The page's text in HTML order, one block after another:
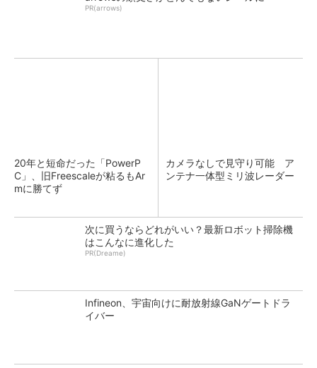
PR(arrows)
20年と短命だった「PowerP
C」、旧Freescaleが粘るもAr
mに勝てず
カメラなしで見守り可能 ア
ンテナ一体型ミリ波レーダー
次に買うならどれがいい？最新ロボット掃除機
はこんなに進化した
PR(Dreame)
Infineon、宇宙向けに耐放射線GaNゲートドラ
イバー